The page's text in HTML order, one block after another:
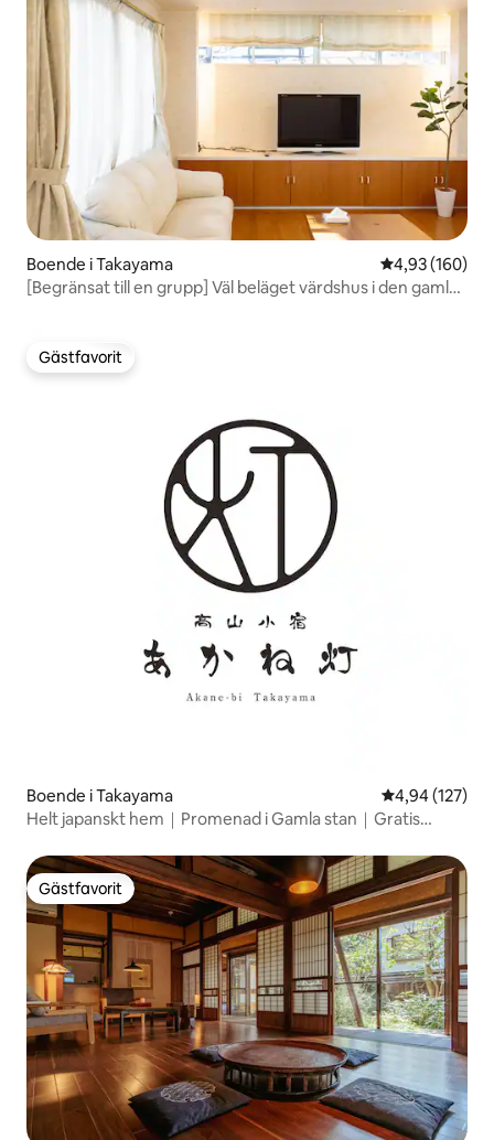
Boende i Takayama 4,93 av 5 i
4,93 (160)
[Begränsat till en grupp] Väl beläget värdshus i den gamla
Gästfavorit
Gästfavorit
Boende i Takayama 4,94 av 5 i
4,94 (127)
Helt japanskt hem｜Promenad i Gamla stan｜Gratis
Gästfavorit
Gästfavorit